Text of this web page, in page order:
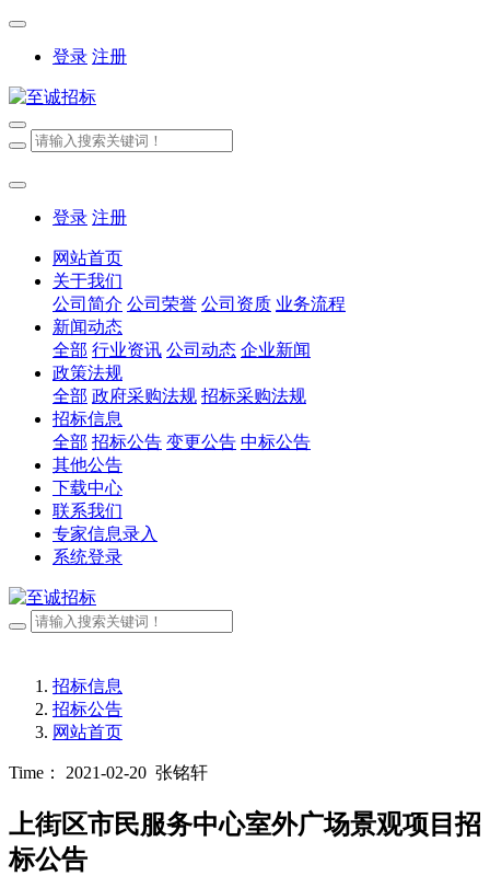
登录 注册
登录 注册
网站首页
关于我们
公司简介 公司荣誉 公司资质 业务流程
新闻动态
全部 行业资讯 公司动态 企业新闻
政策法规
全部 政府采购法规 招标采购法规
招标信息
全部 招标公告 变更公告 中标公告
其他公告
下载中心
联系我们
专家信息录入
系统登录
招标信息
招标公告
网站首页
Time： 2021-02-20 张铭轩
上街区市民服务中心室外广场景观项目招
标公告